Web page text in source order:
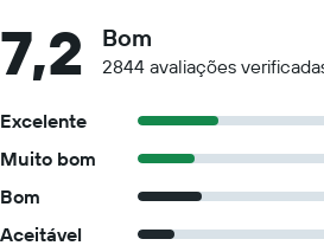
7,2 Bom
2844 avaliações
Excelente
Muito bom
Bom
Aceitável